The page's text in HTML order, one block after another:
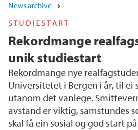
News archive
STUDIESTART
Rekordmange
unik studiestart
Rekordmange nye
Universitetet i Bergen i år, til ei
utanom det vanlege.
avstand er viktig, samstundes
skal få ein sosial og god start